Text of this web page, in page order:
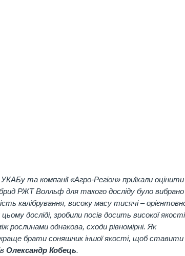
та компанії «Агро-Регіон» приїхали оцінити
РЖТ Волльф для такого досліду було вибрано
калібрування, високу масу тисячі –
досліді, зробили посів досить високої
рослинами однакова, сходи рівномірні. Як
краще брати соняшник іншої якості, щоб ставити
Олександр Кобець.